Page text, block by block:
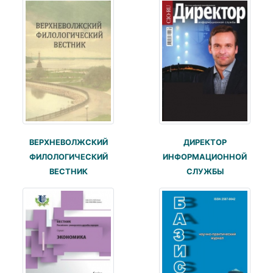
ВЕРХНЕВОЛЖСКИЙ
ФИЛОЛОГИЧЕСКИЙ
ВЕСТНИК
ДИРЕКТОР
ИНФОРМАЦИОННОЙ
СЛУЖБЫ